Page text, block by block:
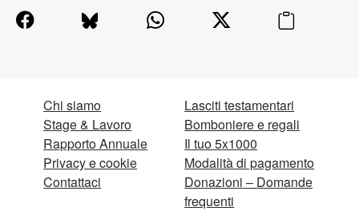
Chi siamo
Stage & Lavoro
Rapporto Annuale
Privacy e cookie
Contattaci
Lasciti testamentari
Bomboniere e regali
Il tuo 5x1000
Modalità di pagamento
Donazioni – Domande
frequenti